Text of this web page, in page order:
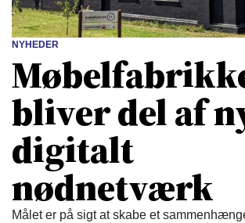
NYHEDER
bliver del af
digitalt
nødnetværk
Målet er på sigt at skabe et